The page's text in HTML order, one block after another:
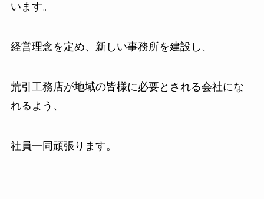
います。
経営理念を定め、新しい事務所を建設し、
荒引工務店が地域の皆様に必要とされる会社にな
れるよう、
社員一同頑張ります。